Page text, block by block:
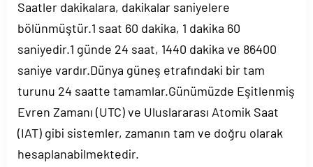
Saatler dakikalara, dakikalar saniyelere
bölünmüştür.1 saat 60 dakika, 1 dakika 60
saniyedir.1 günde 24 saat, 1440 dakika ve 86400
saniye vardır.Dünya güneş etrafındaki bir tam
turunu 24 saatte tamamlar.Günümüzde Eşitlenmiş
Evren Zamanı (UTC) ve Uluslararası Atomik Saat
(IAT) gibi sistemler, zamanın tam ve doğru olarak
hesaplanabilmektedir.